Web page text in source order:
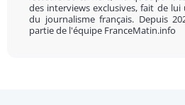
des interviews exclusives, fait de
du journalisme français. Depuis
partie de l'équipe FranceMatin.info